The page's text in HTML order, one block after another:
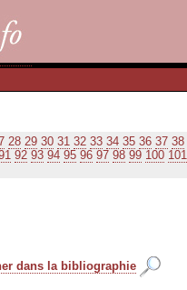
28 29 30 31 32 33 34 35 36 37 38
92 93 94 95 96 97 98 99 100 101
dans la bibliographie